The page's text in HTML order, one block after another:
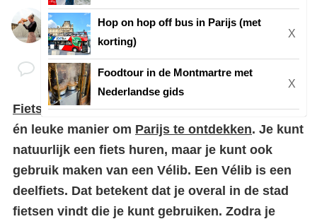
Hop on hop off bus in Parijs (met
korting)
X
Foodtour in de Montmartre met
Nederlandse gids
X
Door Eline
Fietsen in Parijseen van de meest makkelijke
én leuke manier om Parijs te ontdekken. Je kunt
natuurlijk een fiets huren, maar je kunt ook
gebruik maken van een Vélib. Een Vélib is een
deelfiets. Dat betekent dat je overal in de stad
fietsen vindt die je kunt gebruiken. Zodra je